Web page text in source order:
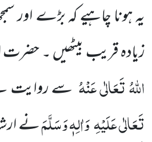
یہ ہونا چاہیے کہ بڑے اور
زیادہ قریب بیٹھیں ۔ حضرت
اللّٰہُ تَعَالٰی عَنْہُ سے روایت
تَعَالٰی عَلَیْہِوَاٰلِہٖوَسَلَّمَنے